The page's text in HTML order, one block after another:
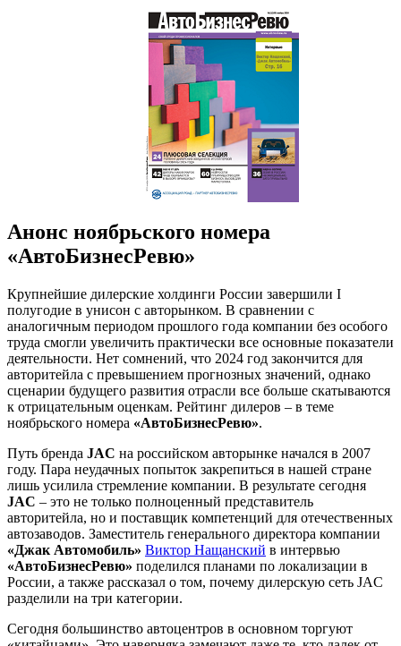
Анонс ноябрьского номера
«АвтоБизнесРевю»
Крупнейшие дилерские холдинги России завершили I
полугодие в унисон с авторынком. В сравнении с
аналогичным периодом прошлого года компании без особого
труда смогли увеличить практически все основные показатели
деятельности. Нет сомнений, что 2024 год закончится для
авторитейла с превышением прогнозных значений, однако
сценарии будущего развития отрасли все больше скатываются
к отрицательным оценкам. Рейтинг дилеров – в теме
ноябрьского номера «АвтоБизнесРевю».
Путь бренда JAC на российском авторынке начался в 2007
году. Пара неудачных попыток закрепиться в нашей стране
лишь усилила стремление компании. В результате сегодня
JAC – это не только полноценный представитель
авторитейла, но и поставщик компетенций для отечественных
автозаводов. Заместитель генерального директора компании
«Джак Автомобиль» Виктор Нащанский в интервью
«АвтоБизнесРевю» поделился планами по локализации в
России, а также рассказал о том, почему дилерскую сеть JAC
разделили на три категории.
Сегодня большинство автоцентров в основном торгуют